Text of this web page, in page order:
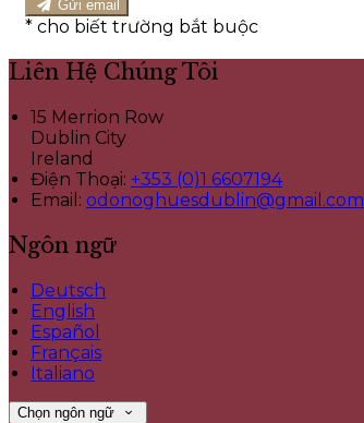
Gửi email
* cho biết trường bắt buộc
Liên Hệ Chúng Tôi
15 Merrion Row
Dublin City
Ireland
Điện Thoại: +353 (0)1 6607194
Email: odonoghuesdublin@gmail.com
Ngôn ngữ
Deutsch
English
Español
Français
Italiano
Chọn ngôn ngữ